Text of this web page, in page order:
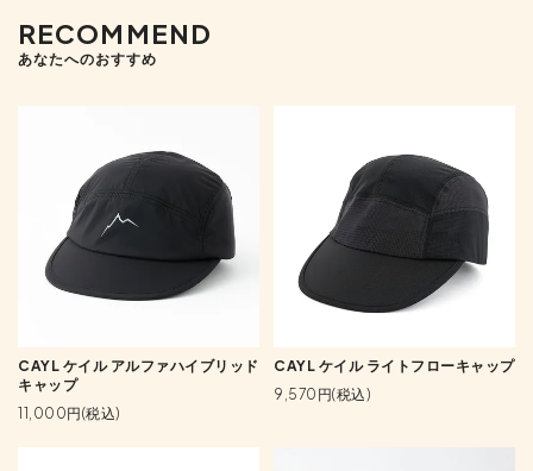
RECOMMEND
あなたへのおすすめ
CAYL ケイル アルファハイブリッド
キャップ
11,000円(税込)
CAYL ケイル ライトフローキャップ
9,570円(税込)